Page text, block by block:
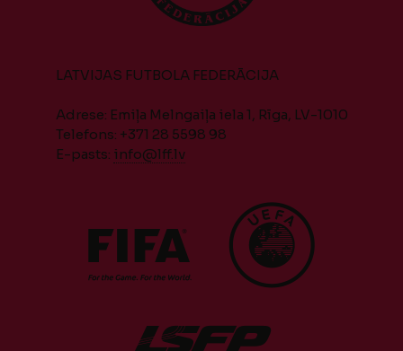
LATVIJAS FUTBOLA FEDERĀCIJA
Adrese: Emiļa Melngaiļa iela 1, Rīga, LV-1010
Telefons: +371 28 5598 98
E-pasts: info@lff.lv